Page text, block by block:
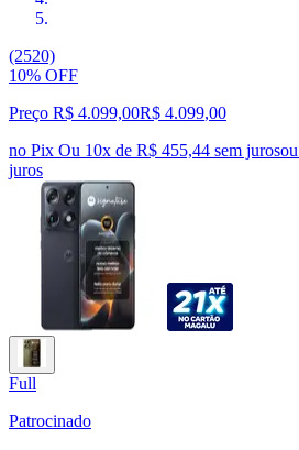
(2520)
10% OFF
Preço R$ 4.099,00R$ 4.099,00
no Pix Ou 10x de R$ 455,44 sem jurosou
juros
Full
Patrocinado